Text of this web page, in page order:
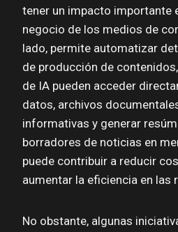
tener un impacto importante
negocio de los medios de
lado, permite automatizar
de producción de
de IA pueden acceder
datos, archivos
informativas y generar
borradores de noticias en
puede contribuir a reducir
aumentar la eficiencia en las
No obstante, algunas